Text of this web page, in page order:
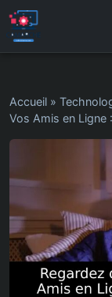
Accueil »
Vos Amis en Ligne